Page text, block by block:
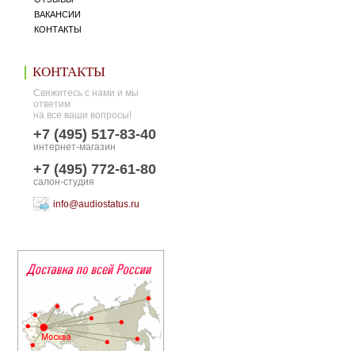
ВАКАНСИИ
КОНТАКТЫ
КОНТАКТЫ
Свяжитесь с нами и мы
ответим
на все ваши вопросы!
+7 (495) 517-83-40
интернет-магазин
+7 (495) 772-61-80
салон-студия
info@audiostatus.ru